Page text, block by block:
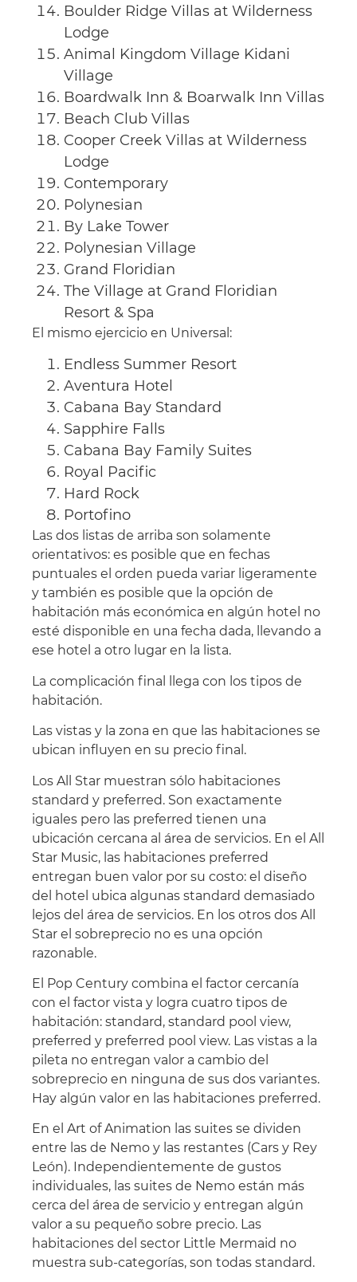
Boulder Ridge Villas at Wilderness
Lodge
Animal Kingdom Village Kidani
Village
Boardwalk Inn & Boarwalk Inn Villas
Beach Club Villas
Cooper Creek Villas at Wilderness
Lodge
Contemporary
Polynesian
By Lake Tower
Polynesian Village
Grand Floridian
The Village at Grand Floridian
Resort & Spa
El mismo ejercicio en Universal:
Endless Summer Resort
Aventura Hotel
Cabana Bay Standard
Sapphire Falls
Cabana Bay Family Suites
Royal Pacific
Hard Rock
Portofino
Las dos listas de arriba son solamente
orientativos: es posible que en fechas
puntuales el orden pueda variar ligeramente
y también es posible que la opción de
habitación más económica en algún hotel no
esté disponible en una fecha dada, llevando a
ese hotel a otro lugar en la lista.
La complicación final llega con los tipos de
habitación.
Las vistas y la zona en que las habitaciones se
ubican influyen en su precio final.
Los All Star muestran sólo habitaciones
standard y preferred. Son exactamente
iguales pero las preferred tienen una
ubicación cercana al área de servicios. En el All
Star Music, las habitaciones preferred
entregan buen valor por su costo: el diseño
del hotel ubica algunas standard demasiado
lejos del área de servicios. En los otros dos All
Star el sobreprecio no es una opción
razonable.
El Pop Century combina el factor cercanía
con el factor vista y logra cuatro tipos de
habitación: standard, standard pool view,
preferred y preferred pool view. Las vistas a la
pileta no entregan valor a cambio del
sobreprecio en ninguna de sus dos variantes.
Hay algún valor en las habitaciones preferred.
En el Art of Animation las suites se dividen
entre las de Nemo y las restantes (Cars y Rey
León). Independientemente de gustos
individuales, las suites de Nemo están más
cerca del área de servicio y entregan algún
valor a su pequeño sobre precio. Las
habitaciones del sector Little Mermaid no
muestra sub-categorías, son todas standard.